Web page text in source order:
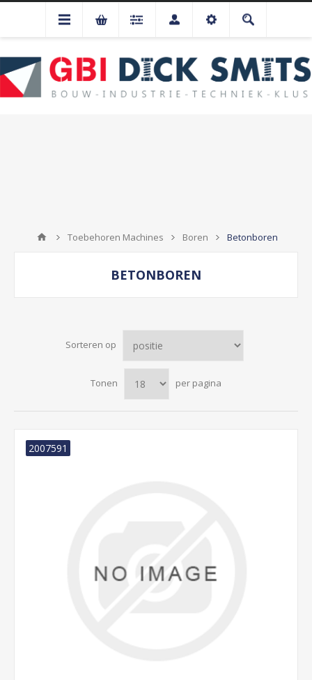
Toebehoren Machines Boren Betonboren
BETONBOREN
Sorteren op
Tonen per pagina
2007591